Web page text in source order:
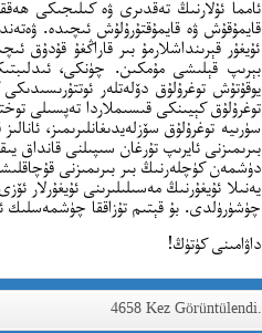
ئامما ئۇلارنىڭ تەقدىرى ۋە كىلىجىكى
قايمۇقۇش ۋە قايمۇقتۇرۇلۇش ئىچىدە.
ئۇيغۇر قېرىنداشلارمۇ بىر قاراڭغۇ قۇدۇق
بېرىپ قېلىشى مۇمكىن. چۈنكى،
يوقۇتۇش توغرۇلۇق دۆلەتلەر
توغرۇلۇق كېيىنكى قىسىملاردا تەپسىلى
سۈرىيە توغرۇلۇق سۆزلەيدىغانلىرىمىز،
بىرىمىزنى ئايرىپ تۇرغان سىپىلنى
دۈشمەن كۈچلەرنىڭ بىر بىرىمىزنى
يەنىلا ئۇيغۇرنىڭ مەسىلىلىرىنى ئۇيغۇرلار
چۈشۈرۈلدى. بۇ قېتىم تۇزاققا چۈشمەسلىك
داۋامىنى كۈتۈڭ!
4658 Kez Görüntülendi.